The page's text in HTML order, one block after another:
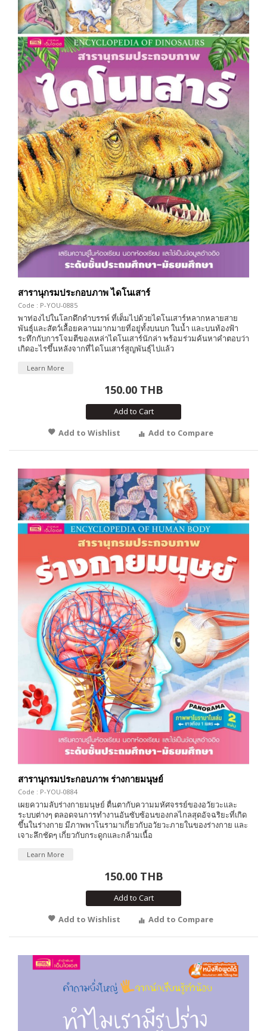
สารานุกรมประกอบภาพ ไดโนเสาร์
Code : P-YOU-0885
พาท่องไปในโลกดึกดำบรรพ์ ที่เต็มไปด้วยไดโนเสาร์หลากหลายสาย
พันธุ์และสัตว์เลื้อยคลานมากมายที่อยู่ทั้งบนบก ในน้ำ และบนท้องฟ้า
ระทึกกับการโจมตีของเหล่าไดโนเสาร์นักล่า พร้อมร่วมค้นหาคำตอบว่า
เกิดอะไรขึ้นหลังจากที่ไดโนเสาร์สูญพันธุ์ไปแล้ว
Learn More
150.00 THB
Add to Cart
Add to Wishlist
Add to Compare
สารานุกรมประกอบภาพ ร่างกายมนุษย์
Code : P-YOU-0884
เผยความลับร่างกายมนุษย์ ตื่นตากับความมหัศจรรย์ของอวัยวะและ
ระบบต่างๆ ตลอดจนการทำงานอันซับซ้อนของกลไกลสุดอัจฉริยะที่เกิด
ขึ้นในร่างกาย มีภาพพาโนรามาเกี่ยวกับอวัยวะภายในของร่างกาย และ
เจาะลึกชัดๆ เกี่ยวกับกระดูกและกล้ามเนื้อ
Learn More
150.00 THB
Add to Cart
Add to Wishlist
Add to Compare